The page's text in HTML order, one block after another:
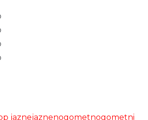
jaznejaznenogometnogometni